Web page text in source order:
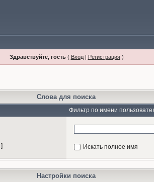
Здравствуйте, гость( Вход| Регистрация)
Слова для поиска
Фильтр по имени
] Искать полное имя
Настройки поиска